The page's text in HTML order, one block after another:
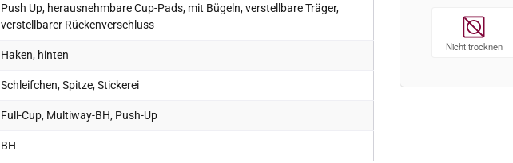
Push Up, herausnehmbare Cup-Pads, mit Bügeln, verstellbare Träger,
verstellbarer Rückenverschluss
Haken, hinten
Schleifchen, Spitze, Stickerei
Full-Cup, Multiway-BH, Push-Up
BH
Nicht trocknen